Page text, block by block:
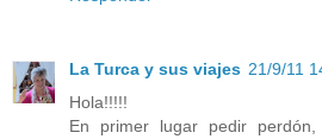
La Turca y sus viajes 21/9/11
Hola!!!!!
En primer lugar pedir